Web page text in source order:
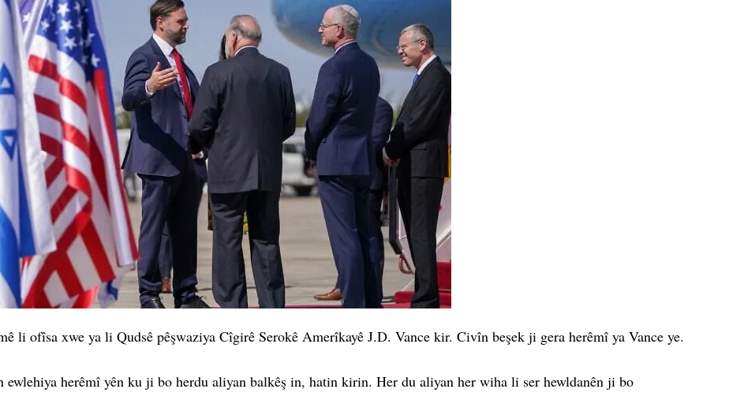
li ofîsa xwe ya li Qudsê pêşwaziya Cîgirê Serokê Amerîkayê J.D. Vance kir. Civîn beşek ji gera herêmî ya Vance ye.
herêmî yên ku ji bo herdu aliyan balkêş in, hatin kirin. Her du aliyan her wiha li ser hewldanên ji bo